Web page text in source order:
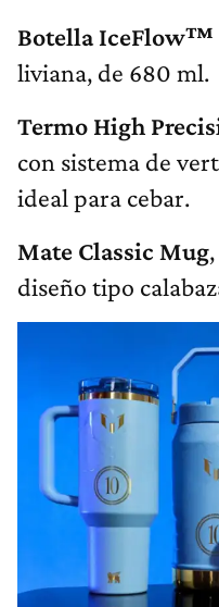
Botella IceFlow™
liviana, de 680 ml.
Termo High
con sistema de
ideal para cebar.
Mate Classic Mug
diseño tipo